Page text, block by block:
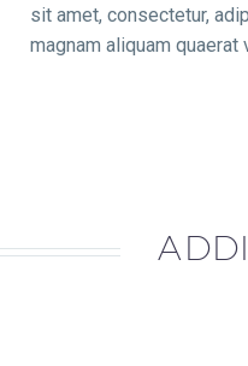
sit amet, consectetur,
magnam aliquam quaerat